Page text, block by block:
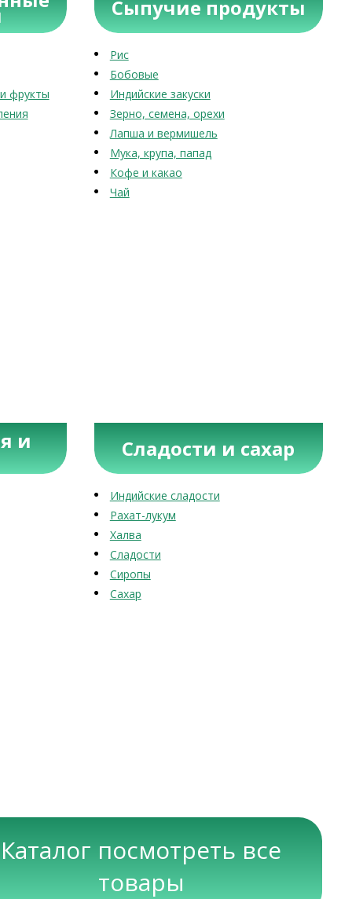
фрукты
Сыпучие продукты
Рис
Бобовые
Индийские закуски
Зерно, семена, орехи
Лапша и вермишель
Мука, крупа, папад
Кофе и какао
Чай
и Сладости и сахар
Индийские сладости
Рахат-лукум
Халва
Сладости
Сиропы
Сахар
Каталог посмотреть все
товары